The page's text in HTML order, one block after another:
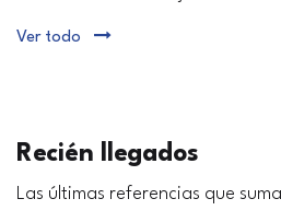
Ver todo
Recién llegados
Las últimas referencias que